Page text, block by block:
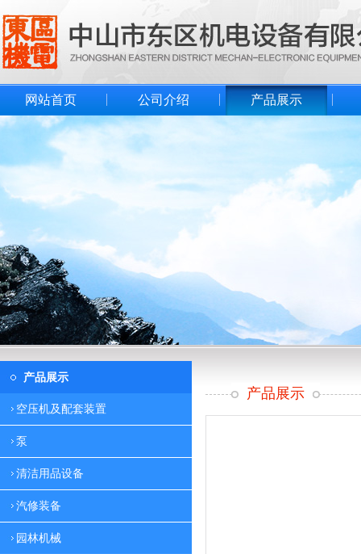
网站首页 公司介绍 产品展示
产品展示
空压机及配套装置
泵
清洁用品设备
汽修装备
园林机械
产品展示